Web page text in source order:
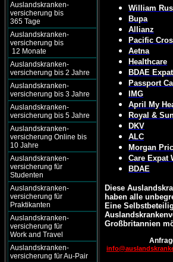
Auslandskranken-
versicherung bis
365 Tage
Auslandskranken-
versicherung bis
12 Monate
Auslandskranken-
versicherung bis 2 Jahre
Auslandskranken-
versicherung bis 3 Jahre
Auslandskranken-
versicherung bis 5 Jahre
Auslandskranken-
versicherung Online bis
10 Jahre
Auslandskranken-
versicherung für
Studenten
Auslandskranken-
versicherung für
Praktikanten
Auslandskranken-
versicherung für
Work and Travel
Auslandskranken-
versicherung für Au-Pair
William
Bupa
Allianz
Pacific
Aetna
Healthcare
BDAE
Passport
IMG
April My
Royal &
DKV
ALC
Morgan
Care Expat
BDAE
Diese
haben alle
Eine
Großbritannien